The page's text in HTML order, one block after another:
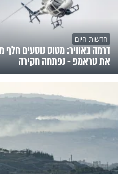
חדשות היום
דרמה באוויר: מטוס נוסעים
את טראמפ - נפתחה חקירה